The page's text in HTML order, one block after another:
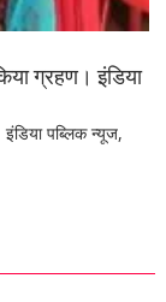
ग्रहण। इंडिया
पब्लिक न्यूज,